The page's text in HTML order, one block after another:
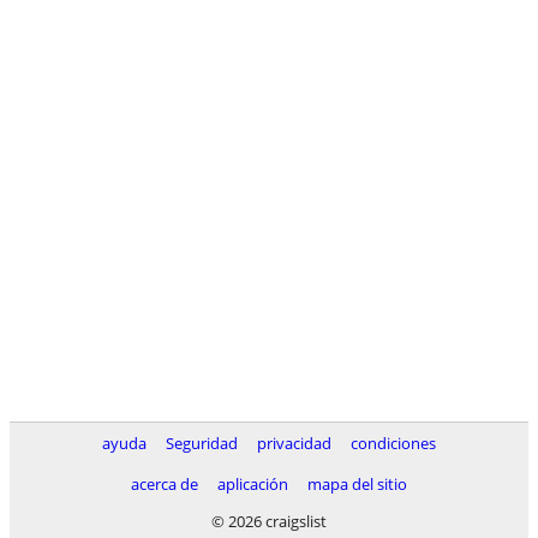
ayuda Seguridad privacidad
condiciones
acerca de
aplicación
mapa del sitio
© 2026 craigslist